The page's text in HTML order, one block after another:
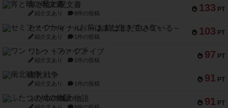
133 PT
宵と暁の呪文書
紹介文あり 8件の投稿
103 PT
セミファイナル ～お前はまだ生きている～
紹介文あり 1件の投稿
97 PT
ワン・トゥ・ファイブ
紹介文あり 1件の投稿
91 PT
南北戦争
紹介文あり 1件の投稿
91 PT
ふたつの城の物語